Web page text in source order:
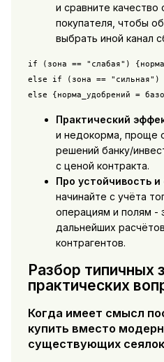
и сравните качество
покупателя, чтобы
выбрать иной канал
if (зона == "слабая")
else if (зона == "сильная")
else {норма_удобрений =
Практический
и недокорма, проще
решений банку/
с ценой контракта.
Про устойчивость
начинайте с учёта
операциям и полям -
дальнейших
контрагентов.
Разбор типичных
практических
Когда имеет смысл
купить вместо
существующих